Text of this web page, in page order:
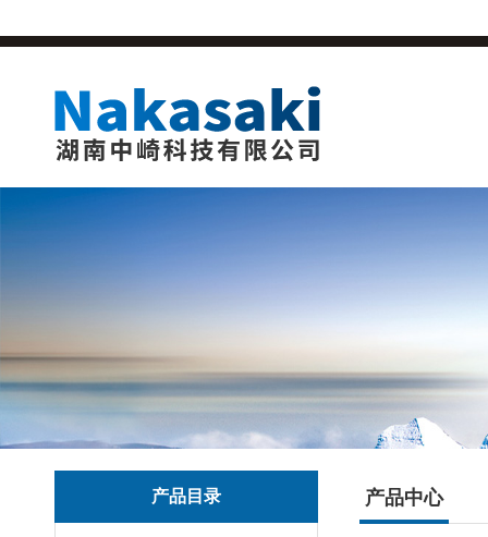
产品目录 产品中心